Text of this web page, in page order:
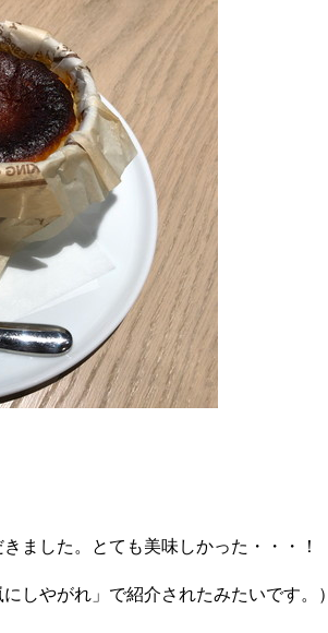
ました。とても美味しかった・・・！
しやがれ」で紹介されたみたいです。）